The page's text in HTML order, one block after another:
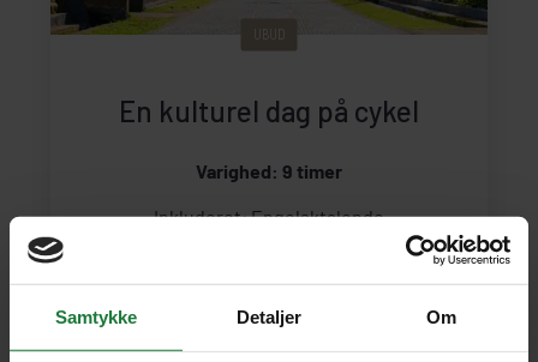
Samtykke Detaljer Om
UBUD
En kulturel dag på cykel
Varighed: 9 timer
Inkluderet: Engelsktalende
Cykel og hjelm
620 kr.pr. person
490 kr. pr. barn u/ 12 år